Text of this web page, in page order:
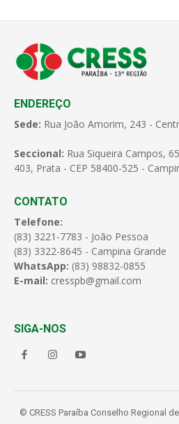
ENDEREÇO
Sede: Rua João Amorim, 243 -
Seccional: Rua Siqueira Campos,
403, Prata - CEP 58400-525 -
CONTATO
Telefone:
(83) 3221-7783 - João Pessoa
(83) 3322-8645 - Campina Grande
WhatsApp: (83) 98832-0855
E-mail: cresspb@gmail.com
SIGA-NOS
© CRESS Paraíba Conselho Regional